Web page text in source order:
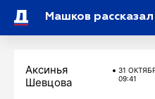
Аксинья
Шевцова
31
09:41